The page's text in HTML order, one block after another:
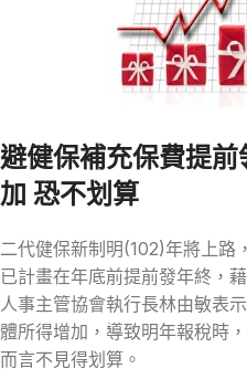
避健保補充保費提
加 恐不划算
二代健保新制明(102)年將上路
已計畫在年底前提前發年終，
人事主管協會執行長林由敏表
體所得增加，導致明年報稅時
而言不見得划算。